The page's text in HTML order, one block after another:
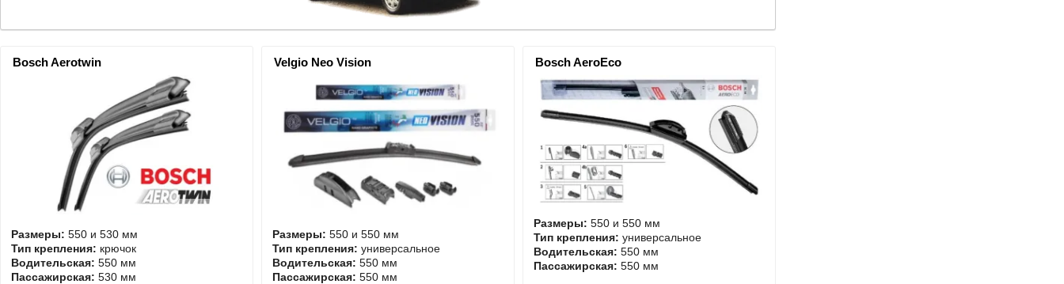
Bosch Aerotwin
Размеры: 550 и 530 мм
Тип крепления: крючок
Водительская: 550 мм
Пассажирская: 530 мм
Velgio Neo Vision
Размеры: 550 и 550 мм
Тип крепления: универсальное
Водительская: 550 мм
Пассажирская: 550 мм
Bosch AeroEco
Размеры: 550 и 550 мм
Тип крепления: универсальное
Водительская: 550 мм
Пассажирская: 550 мм